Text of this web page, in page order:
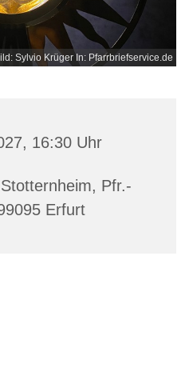
Sylvio Krüger In: Pfarrbriefservice.de
16:30 Uhr
Pfr.-
Erfurt